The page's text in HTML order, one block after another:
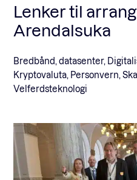
Lenker til
Arendalsuka
Bredbånd, datasenter,
Kryptovaluta, Personvern,
Velferdsteknologi